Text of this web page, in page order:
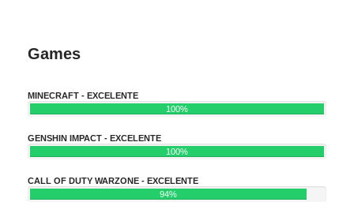
Games
MINECRAFT - EXCELENTE
100%
GENSHIN IMPACT - EXCELENTE
100%
CALL OF DUTY WARZONE - EXCELENTE
94%